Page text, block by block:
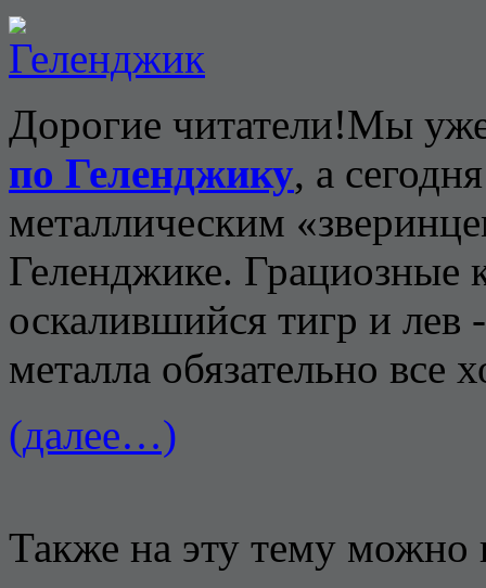
Дорогие читатели!Мы
по Геленджику, а
металлическим
Геленджике. Грациозные
оскалившийся тигр и лев
металла обязательно все
(далее…)
Также на эту тему можно